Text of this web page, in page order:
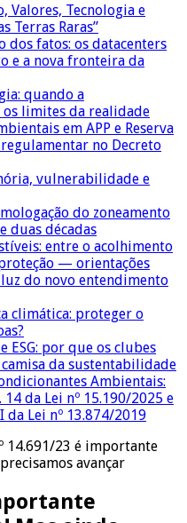
Valores, Tecnologia e
Terras Raras”
dos fatos: os datacenters
e a nova fronteira da
quando a
limites da realidade
em APP e Reserva
no Decreto
vulnerabilidade e
do zoneamento
duas décadas
entre o acolhimento
— orientações
do novo entendimento
climática: proteger o
ESG: por que os clubes
da sustentabilidade
Ambientais:
da Lei nº 15.190/2025 e
da Lei nº 13.874/2019
14.691/23 é importante
avançar